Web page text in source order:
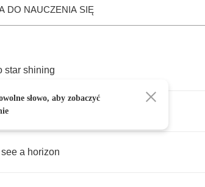
DO NAUCZENIA SIĘ
star shining
the
see a horizon
słowo, aby zobaczyć